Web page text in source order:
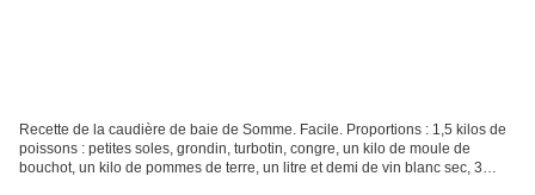
Recette de la caudière de baie de Somme. Facile. Proportions : 1,5 kilos de
poissons : petites soles, grondin, turbotin, congre, un kilo de moule de
bouchot, un kilo de pommes de terre, un litre et demi de vin blanc sec, 3